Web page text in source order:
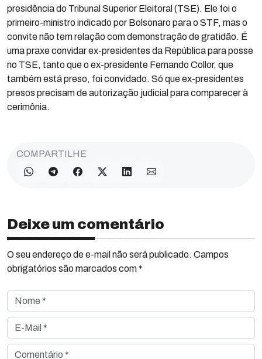
presidência do Tribunal Superior Eleitoral (TSE). Ele foi o
primeiro-ministro indicado por Bolsonaro para o STF, mas o
convite não tem relação com demonstração de gratidão. É
uma praxe convidar ex-presidentes da República para posse
no TSE, tanto que o ex-presidente Fernando Collor, que
também está preso, foi convidado. Só que ex-presidentes
presos precisam de autorização judicial para comparecer à
cerimônia.
COMPARTILHE
Deixe um comentário
O seu endereço de e-mail não será publicado. Campos
obrigatórios são marcados com *
Nome *
E-Mail *
Comentário *